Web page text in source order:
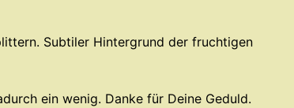
Subtiler Hintergrund der fruchtigen
ein wenig. Danke für Deine Geduld.